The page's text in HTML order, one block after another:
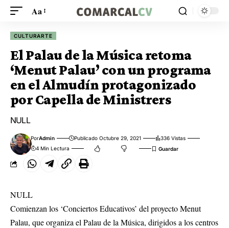
Aa
CULTURARTE
El Palau de la Música retoma
‘Menut Palau’ con un programa
en el Almudín protagonizado
por Capella de Ministrers
NULL
PorAdmin Publicado Octubre 29, 2021
336 Vistas
4 Min Lectura
NULL
Comienzan los ‘Conciertos Educativos’ del proyecto Menut
Palau, que organiza el Palau de la Música, dirigidos a los centros